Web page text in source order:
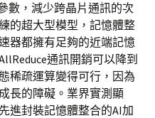
數，減少跨晶片通訊的次
的超大型模型，記憶體整
器都擁有足夠的近端記憶
通訊開銷可以降到
稀疏運算變得可行，因為
長的障礙。業界實測顯
進封裝記憶體整合的AI加